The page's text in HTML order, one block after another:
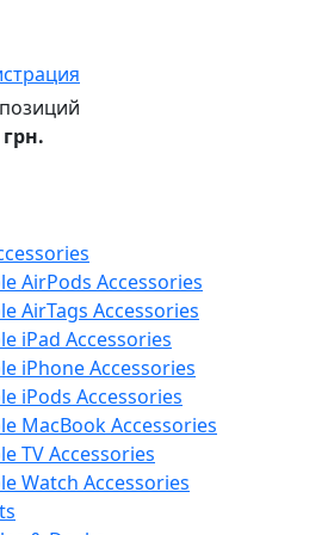
грн.
AirPods Accessories
AirTags Accessories
iPad Accessories
iPhone Accessories
iPods Accessories
MacBook Accessories
TV Accessories
Watch Accessories